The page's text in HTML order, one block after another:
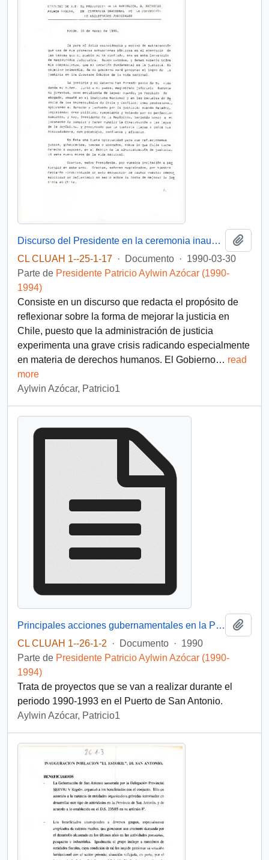
Discurso del Presidente en la ceremonia inaugural de la convencion de Magistrados Judiciales
CL CLUAH 1--25-1-17 · Documento · 1990-03-30
Parte de Presidente Patricio Aylwin Azócar (1990-
1994)
Consiste en un discurso que redacta el propósito de
reflexionar sobre la forma de mejorar la justicia en
Chile, puesto que la administración de justicia
experimenta una grave crisis radicando especialmente
en materia de derechos humanos. El Gobierno… read
more
Aylwin Azócar, Patricio1
Principales acciones gubernamentales en la Provincia de San Antonio Período 1990-1993
CL CLUAH 1--26-1-2
· Documento · 1990
Parte de Presidente Patricio Aylwin Azócar (1990-
1994)
Trata de proyectos que se van a realizar durante el
periodo 1990-1993 en el Puerto de San Antonio.
Aylwin Azócar, Patricio1